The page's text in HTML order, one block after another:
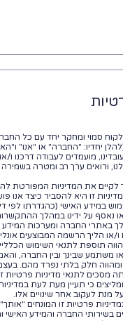
סמוי ומחקר יחד עם כל
יחדיו: "החברה" או "אנו"
מועמדים לעבודה דרכנו ו/
ורואים ערך רב ומטרה בשמירה
לקיים את המדיניות המפורטת
זו היא להסביר כיצד אנו
במידע האישי (כהגדרתו לפי
נאסף על ידינו במהלך
באתרי החברה ומערכות
הליך הרשמה המבוצעים
תוספת לתנאי השימוש
משתמע שבינך ובין החברה,
ומהווה חלק בלתי נפרד מהם.
מסכים לתנאי מדיניות פרטיות זו,
כי תעיין מעת לעת
לעקוב אחר שינויים אלו.
פרטיות זו המונחים
בשירותי החברה והמידע האישי